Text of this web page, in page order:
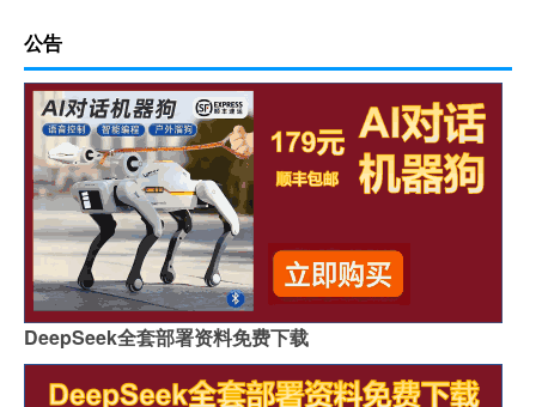
公告
DeepSeek全套部署资料免费下载